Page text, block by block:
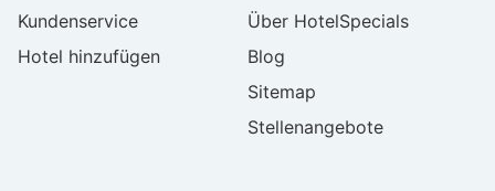
Kundenservice
Hotel hinzufügen
Über HotelSpecials
Blog
Sitemap
Stellenangebote